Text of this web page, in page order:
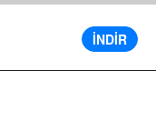
İNDİR
0